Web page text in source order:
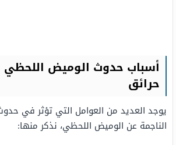
أسباب حدوث الوميض
حرائق
يوجد العديد من العوامل التي تؤثر في
الناجمة عن الوميض اللحظي، نذكر منها: